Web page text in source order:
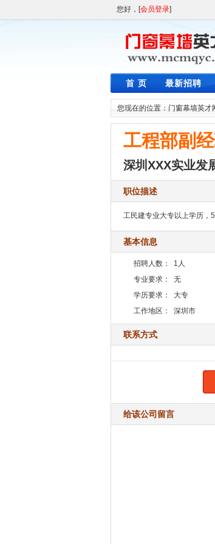
您好，[会员登录]
首 页 最新招聘
您现在的位置： 门窗幕墙英才
工程部副
深圳XXX实业发
职位描述
工民建专业大专以上学历，
基本信息
招聘人数： 1人
专业要求：
无
学历要求：
大专
工作地区：
深圳市
联系方式
给该公司留言